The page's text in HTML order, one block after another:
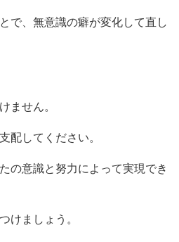
で、無意識の癖が変化して直し
ません。
配してください。
の意識と努力によって実現でき
けましょう。